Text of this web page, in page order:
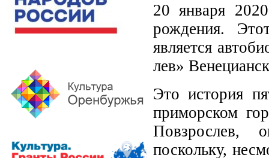
20 января
рождения.
является
лев»
Это история
приморском
Повзрослев,
поскольку,